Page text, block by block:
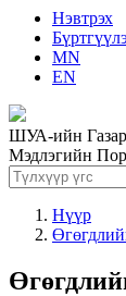
Нэвтрэх
MN
EN
ШУА-ийн
Мэдлэгийн
Нүүр